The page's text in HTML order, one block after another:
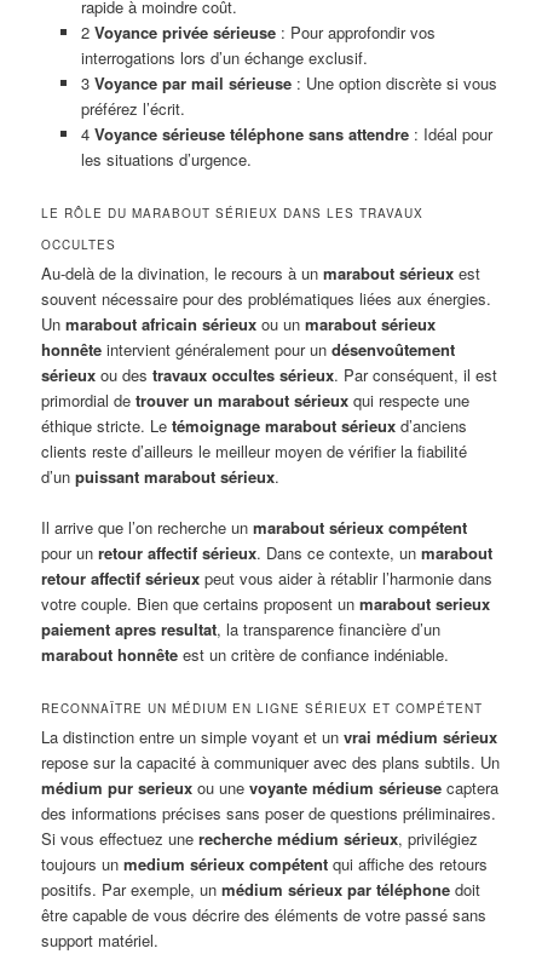
rapide à moindre coût.
2 Voyance privée sérieuse: Pour approfondir vos
interrogations lors d’un échange exclusif.
3 Voyance par mail sérieuse: Une option discrète si vous
préférez l’écrit.
4 Voyance sérieuse téléphone sans attendre: Idéal pour
les situations d’urgence.
LE RÔLE DU MARABOUT SÉRIEUX DANS LES TRAVAUX
OCCULTES
Au-delà de la divination, le recours à unmarabout sérieux est
souvent nécessaire pour des problématiques liées aux énergies.
Unmarabout africain sérieux ou unmarabout sérieux
honnête intervient généralement pour undésenvoûtement
sérieux ou destravaux occultes sérieux. Par conséquent, il est
primordial detrouver un marabout sérieux qui respecte une
éthique stricte. Letémoignage marabout sérieux d’anciens
clients reste d’ailleurs le meilleur moyen de vérifier la fiabilité
d’unpuissant marabout sérieux.
Il arrive que l’on recherche unmarabout sérieux compétent
pour unretour affectif sérieux. Dans ce contexte, unmarabout
retour affectif sérieux peut vous aider à rétablir l’harmonie dans
votre couple. Bien que certains proposent unmarabout serieux
paiement apres resultat, la transparence financière d’un
marabout honnête est un critère de confiance indéniable.
RECONNAÎTRE UN MÉDIUM EN LIGNE SÉRIEUX ET COMPÉTENT
La distinction entre un simple voyant et unvrai médium sérieux
repose sur la capacité à communiquer avec des plans subtils. Un
médium pur serieux ou unevoyante médium sérieuse captera
des informations précises sans poser de questions préliminaires.
Si vous effectuez unerecherche médium sérieux, privilégiez
toujours unmedium sérieux compétent qui affiche des retours
positifs. Par exemple, unmédium sérieux par téléphone doit
être capable de vous décrire des éléments de votre passé sans
support matériel.